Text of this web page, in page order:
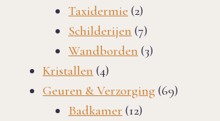
producten
Taxidermie 22
producten
Schilderijen 77
producten
Wandborden 33
Kristallen 44
producten
Geuren & Verzorging 6969
Badkamer 1212